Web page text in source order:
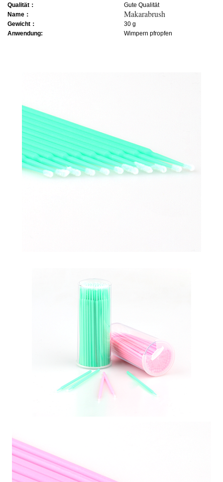
Qualität ：
Gute Qualität
Name ： Makarabrush
Gewicht ：
30 g
Anwendung: Wimpern pfropfen